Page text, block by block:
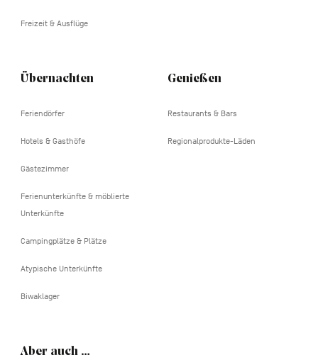
Freizeit & Ausflüge
Übernachten
Feriendörfer
Hotels & Gasthöfe
Gästezimmer
Ferienunterkünfte & möblierte
Unterkünfte
Campingplätze & Plätze
Atypische Unterkünfte
Biwaklager
Genießen
Restaurants & Bars
Regionalprodukte-Läden
Aber auch …